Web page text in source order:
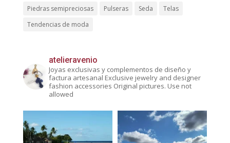
Piedras semipreciosas
Pulseras Seda
Telas
Tendencias de moda
atelieravenio
Joyas exclusivas y complementos de diseño y
factura artesanal Exclusive jewelry and designer
fashion accessories Original pictures. Use not
allowed